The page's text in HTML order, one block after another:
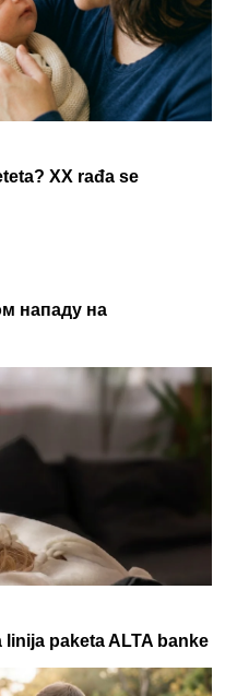
XX rađa se
нападу на
paketa ALTA banke